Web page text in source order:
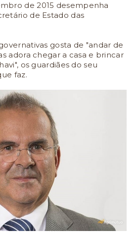
de 2015 desempenha
de Estado das
gosta de "andar de
adora chegar a casa e brincar
os guardiães do seu
faz.